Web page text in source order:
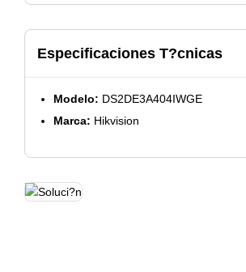
Especificaciones T?cnicas
Modelo: DS2DE3A404IWGE
Marca: Hikvision